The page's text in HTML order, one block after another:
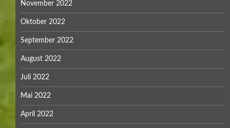
November 2022
Oktober 2022
September 2022
August 2022
Juli 2022
Mai 2022
April 2022